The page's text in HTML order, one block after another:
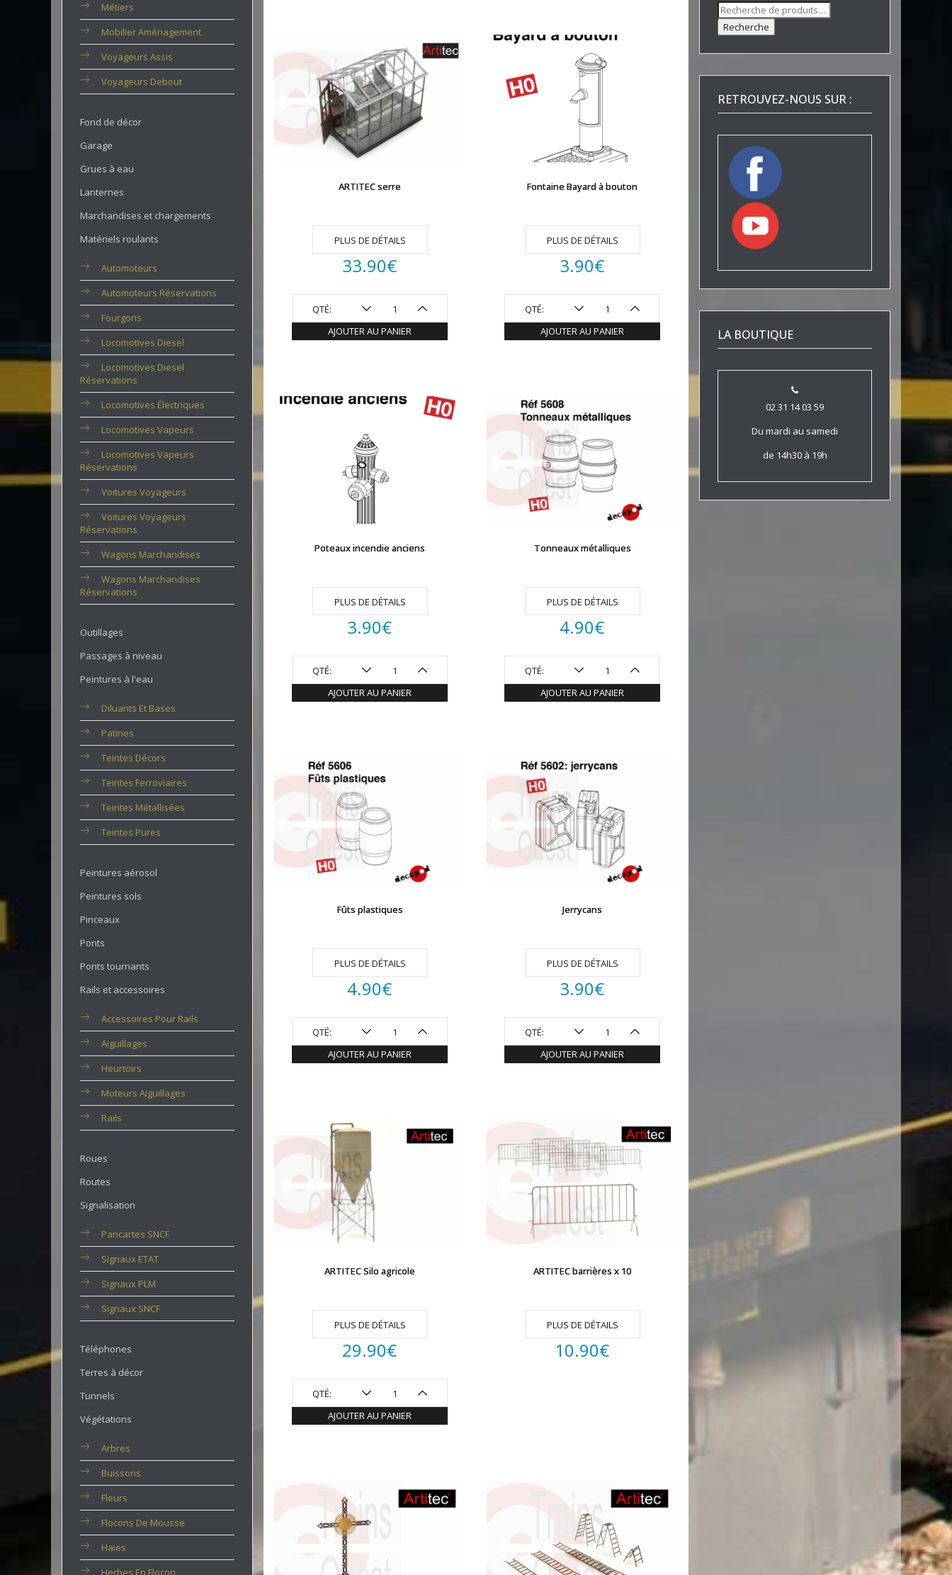
Métiers
Mobilier Aménagement
Voyageurs Assis
Voyageurs Debout
Fond de décor
Garage
Grues à eau
Lanternes
Marchandises et chargements
Matériels roulants
Automoteurs
Automoteurs Réservations
Fourgons
Locomotives Diesel
Locomotives Diesel
Réservations
Locomotives Électriques
Locomotives Vapeurs
Locomotives Vapeurs
Réservations
Voitures Voyageurs
Voitures Voyageurs
Réservations
Wagons Marchandises
Wagons Marchandises
Réservations
Outillages
Passages à niveau
Peintures à l'eau
Diluants Et Bases
Patines
Teintes Décors
Teintes Ferroviaires
Teintes Métallisées
Teintes Pures
Peintures aérosol
Peintures sols
Pinceaux
Ponts
Ponts tournants
Rails et accessoires
Accessoires Pour Rails
Aiguillages
Heurtoirs
Moteurs Aiguillages
Rails
Roues
Routes
Signalisation
Pancartes SNCF
Signaux ETAT
Signaux PLM
Signaux SNCF
Téléphones
Terres à décor
Tunnels
Végétations
Arbres
Buissons
Fleurs
Flocons De Mousse
Haies
Herbes En Flocon
ARTITEC serre
PLUS DE DÉTAILS
33.90€
QTÉ:
AJOUTER AU PANIER
Fontaine Bayard à bouton
PLUS DE DÉTAILS
3.90€
QTÉ:
AJOUTER AU PANIER
Poteaux incendie anciens
PLUS DE DÉTAILS
3.90€
QTÉ:
AJOUTER AU PANIER
Tonneaux métalliques
PLUS DE DÉTAILS
4.90€
QTÉ:
AJOUTER AU PANIER
Fûts plastiques
PLUS DE DÉTAILS
4.90€
QTÉ:
AJOUTER AU PANIER
Jerrycans
PLUS DE DÉTAILS
3.90€
QTÉ:
AJOUTER AU PANIER
ARTITEC Silo agricole
PLUS DE DÉTAILS
29.90€
QTÉ:
AJOUTER AU PANIER
ARTITEC barrières x 10
PLUS DE DÉTAILS
10.90€
Recherche
pour :
Recherche
RETROUVEZ-NOUS SUR :
LA BOUTIQUE
02 31 14 03 59
Du mardi au samedi
de 14h30 à 19h